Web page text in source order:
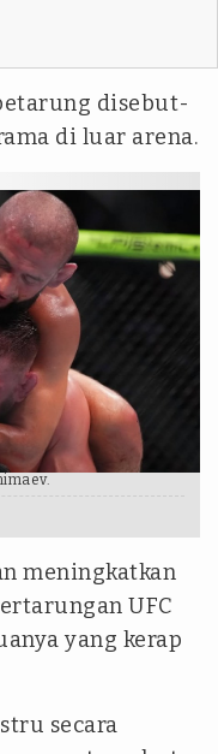
disebut-
di luar arena.
meningkatkan
UFC
yang kerap
secara